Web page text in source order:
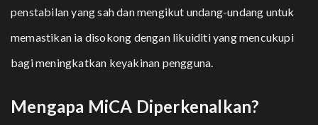
penstabilan yang sah dan mengikut undang-undang untuk
memastikan ia disokong dengan likuiditi yang mencukupi
bagi meningkatkan keyakinan pengguna.
Mengapa MiCA Diperkenalkan?